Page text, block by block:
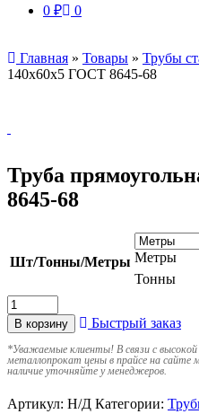
0 ₽ 0
Главная » Товары » Трубы
140х60х5 ГОСТ 8645-68
Труба
8645-68
Шт/Тонны/Метры Метры
Тонны
В корзину Быстрый заказ
*Уважаемые клиенты! В связи с
металлопрокат цены в прайсе на
наличие уточняйте у менеджеров.
Артикул: Н/Д Категории: